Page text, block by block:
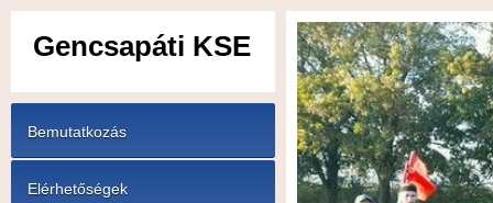
Gencsapáti KSE
Bemutatkozás
Elérhetőségek